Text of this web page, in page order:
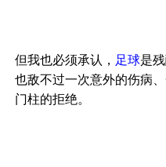
但我也必须承认， 足球是
也敌不过一次意外的伤病
门柱的拒绝。